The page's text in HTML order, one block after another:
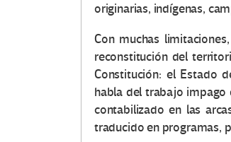
originarias, indígenas,
Con muchas
reconstitución del
Constitución: el Estado
habla del trabajo impago
contabilizado en las
traducido en programas,